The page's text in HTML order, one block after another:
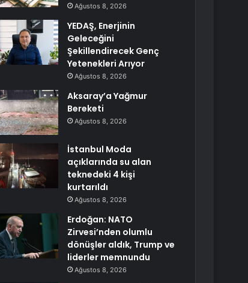
Ağustos 8, 2026
YEDAŞ, Enerjinin
Geleceğini
Şekillendirecek Genç
Yetenekleri Arıyor
Ağustos 8, 2026
Aksaray’a Yağmur
Bereketi
Ağustos 8, 2026
İstanbul Moda
açıklarında su alan
teknedeki 4 kişi
kurtarıldı
Ağustos 8, 2026
Erdoğan: NATO
Zirvesi’nden olumlu
dönüşler aldık, Trump ve
liderler memnundu
Ağustos 8, 2026